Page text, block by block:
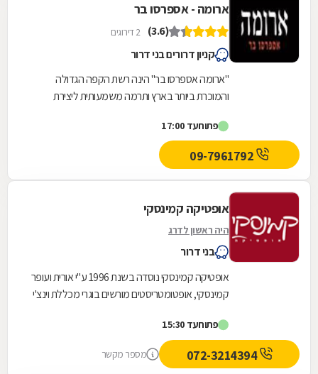
ארומה - אספרסו בר
(3.6) 2 דירוגים
קניון דרורים בני דרור
"ארומה אספרסו בר" הינה רשת הקפה הגדולה
והמוכרת ביותר בארץ ותרמה משמעותית ליצירת
בחומרי גלם איכותיים...
פתוחעד 17:00
אופטיקה קמינסקי
היה ראשון לדרג
בני דרור
אופטיקה קמינסקי נוסדה בשנת 1996 ע"י אורית ועופר
קמינסקי, אופטומטריסטים מורשים בוגרי מכללת וינצ'י
פתוחעד 15:30
072-3214394 מספר מקשר